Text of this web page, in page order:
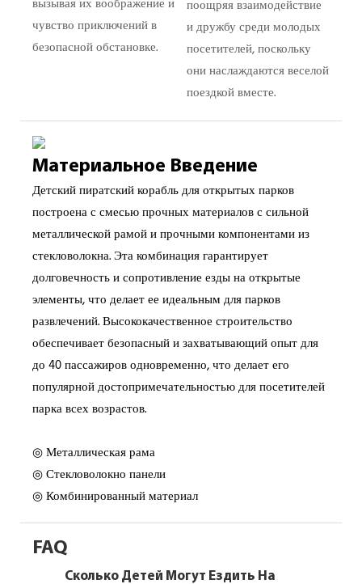
чувство приключений в
безопасной обстановке.
поощряя взаимодействие
и дружбу среди молодых
посетителей, поскольку
они наслаждаются веселой
поездкой вместе.
Материальное Введение
Детский пиратский корабль для открытых парков
построена с смесью прочных материалов с сильной
металлической рамой и прочными компонентами из
стекловолокна. Эта комбинация гарантирует
долговечность и сопротивление езды на открытые
элементы, что делает ее идеальным для парков
развлечений. Высококачественное строительство
обеспечивает безопасный и захватывающий опыт для
до 40 пассажиров одновременно, что делает его
популярной достопримечательностью для посетителей
парка всех возрастов.
◎ Металлическая рама
◎ Стекловолокно панели
◎ Комбинированный материал
FAQ
Сколько Детей Могут Ездить На